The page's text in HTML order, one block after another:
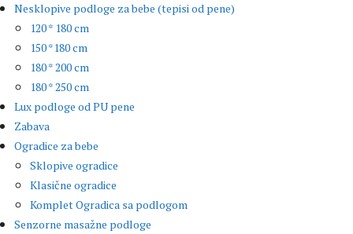
Nesklopive podloge za bebe (tepisi od pene)
120 * 180 cm
150 *180 cm
180 * 200 cm
180 * 250 cm
Lux podloge od PU pene
Zabava
Ogradice za bebe
Sklopive ogradice
Klasične ogradice
Komplet Ogradica sa podlogom
Senzorne masažne podloge